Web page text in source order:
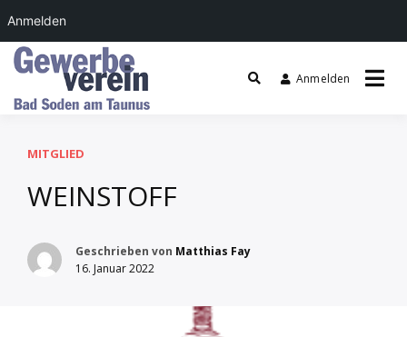
Zum
Inhalt
Anmelden
MITGLIED
WEINSTOFF
Geschrieben von Matthias Fay
16. Januar 2022
Anmelden